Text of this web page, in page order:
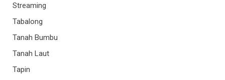
Streaming
Tabalong
Tanah Bumbu
Tanah Laut
Tapin